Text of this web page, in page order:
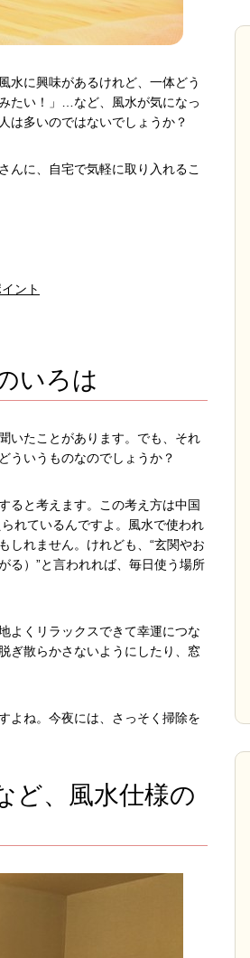
水に興味があるけれど、一体どう
たい！」…など、風水が気になっ
は多いのではないでしょうか？
んに、自宅で気軽に取り入れるこ
ント
いろは
いたことがあります。でも、それ
ういうものなのでしょうか？
ると考えます。この考え方は中国
れているんですよ。風水で使われ
しれません。けれども、“玄関やお
る）”と言われれば、毎日使う場所
よくリラックスできて幸運につな
ぎ散らかさないようにしたり、窓
よね。今夜には、さっそく掃除を
ど、風水仕様の